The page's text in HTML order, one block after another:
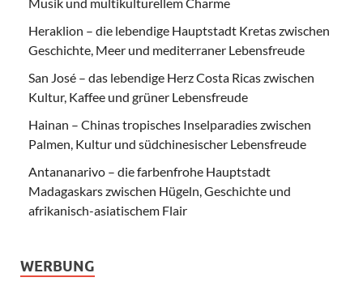
Heraklion – die lebendige Hauptstadt Kretas zwischen
Geschichte, Meer und mediterraner Lebensfreude
San José – das lebendige Herz Costa Ricas zwischen
Kultur, Kaffee und grüner Lebensfreude
Hainan – Chinas tropisches Inselparadies zwischen
Palmen, Kultur und südchinesischer Lebensfreude
Antananarivo – die farbenfrohe Hauptstadt
Madagaskars zwischen Hügeln, Geschichte und
afrikanisch-asiatischem Flair
WERBUNG